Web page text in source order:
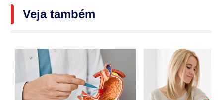
Veja também